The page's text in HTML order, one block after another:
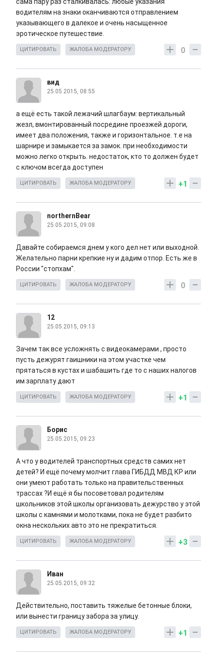
сама пару раз сталкивалась: любые указания
водителям на знаки оканчиваются отправлением
указывающего в далекое и очень насыщенное
эротическое путешествие.
0
ЦИТИРОВАТЬ ЖАЛОБА МОДЕРАТОРУ
вид
25.05.2015, 08:55
а ещё есть такой лежачий шлагбаум: вертикальный
жезл, вмонтированный посредине проезжей дороги,
имеет два положения, также и горизонтальное. т.е на
шарнире и замыкается за замок. при необходимости
можно легко открыть. недостаток, кто то должен будет
с ключом всегда доступен
+1
ЦИТИРОВАТЬ ЖАЛОБА МОДЕРАТОРУ
northernBear
25.05.2015, 09:08
Давайте собираемся днем у кого дел нет или выходной.
Желательно парни крепкие ну и дадим отпор. Есть же в
России "стопхам".
0
ЦИТИРОВАТЬ ЖАЛОБА МОДЕРАТОРУ
12
25.05.2015, 09:13
Зачем так все усложнять с видеокамерами , просто
пусть дежурят гаишники на этом участке чем
прятаться в кустах и шабашить где то с наших налогов
им зарплату дают
+1
ЦИТИРОВАТЬ ЖАЛОБА МОДЕРАТОРУ
Борис
25.05.2015, 09:23
А что у водителей транспортных средств самих нет
детей? И ещё почему молчит глава ГИБДД МВД КР или
они умеют работать только на правительственных
трассах ?И ещё я бы посоветовал родителям
школьников этой школы организовать дежурство у этой
школы с камнями и молотками, пока не будет разбито
окна нескольких авто это не прекратиться.
+3
ЦИТИРОВАТЬ ЖАЛОБА МОДЕРАТОРУ
Иван
25.05.2015, 09:32
Действительно, поставить тяжелые бетонные блоки,
или вынести границу забора за улицу.
+1
ЦИТИРОВАТЬ ЖАЛОБА МОДЕРАТОРУ